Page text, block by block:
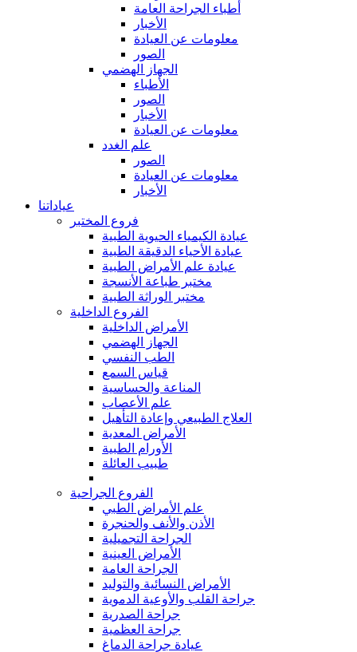
أطباء الجراحة العامة
الأخبار
معلومات عن العيادة
الصور
الجهاز الهضمي
الأطباء
الصور
الأخبار
معلومات عن العيادة
علم الغدد
الصور
معلومات عن العيادة
الأخبار
عياداتنا
فروع المختبر
عيادة الكيمياء الحيوية الطبية
عيادة الأحياء الدقيقة الطبية
عيادة علم الأمراض الطبية
مختبر طباعة الأنسجة
مختبر الوراثة الطبية
الفروع الداخلية
الأمراض الداخلية
الجهاز الهضمي
الطب النفسي
قياس السمع
المناعة والحساسية
علم الأعصاب
العلاج الطبيعي وإعادة التأهيل
الأمراض المعدية
الأورام الطبية
طبيب العائلة
الفروع الجراحية
علم الأمراض الطبي
الأذن والأنف والحنجرة
الجراحة التجميلية
الأمراض العينية
الجراحة العامة
الأمراض النسائية والتوليد
جراحة القلب والأوعية الدموية
جراحة الصدرية
جراحة العظمية
عيادة جراحة الدماغ